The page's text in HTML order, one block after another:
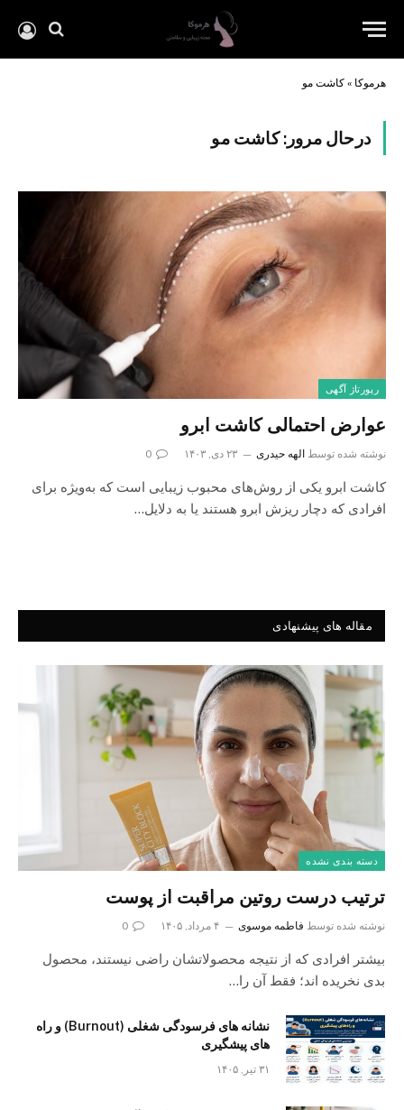
هرموکا » کاشت مو
درحال مرور:کاشت مو
رپورتاژ آگهی
عوارض احتمالی کاشت ابرو
نوشته شده توسط الهه حیدری ۲۳ دی, ۱۴۰۳ 0
کاشت ابرو یکی از روش‌های محبوب زیبایی است که به‌ویژه برای
افرادی که دچار ریزش ابرو هستند یا به دلایل…
مقاله های پیشنهادی
دسته بندی نشده
ترتیب درست روتین مراقبت از پوست
نوشته شده توسط فاطمه موسوی ۴ مرداد, ۱۴۰۵ 0
بیشتر افرادی که از نتیجه محصولاتشان راضی نیستند، محصول
بدی نخریده اند؛ فقط آن را…
نشانه های فرسودگی شغلی (Burnout) و راه
های پیشگیری
۳۱ تیر, ۱۴۰۵